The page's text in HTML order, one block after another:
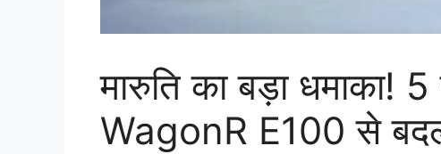
मारुति का बड़ा धमाका!
WagonR E100 से